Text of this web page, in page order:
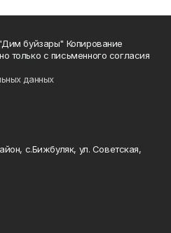
буйзары" Копирование
только с письменного согласия
данных
с.Бижбуляк, ул. Советская,